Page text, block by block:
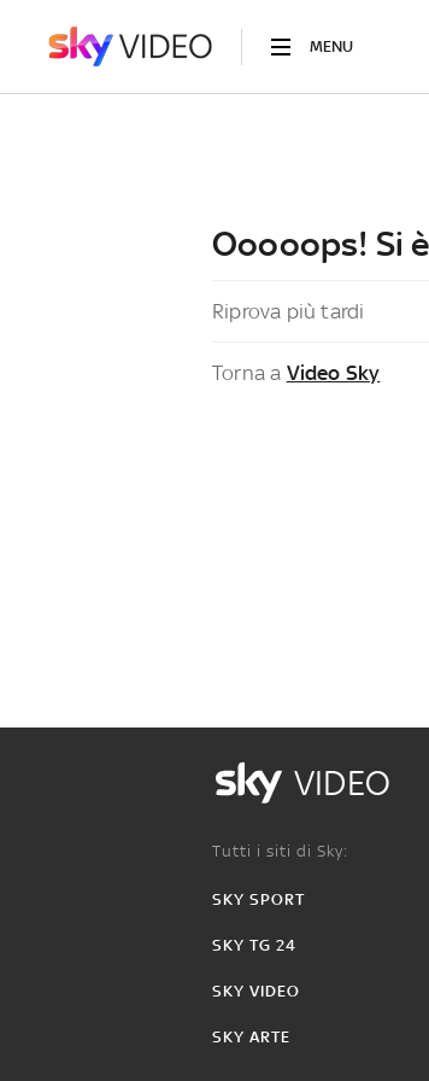
MENU
Ooooops! Si
Riprova più tardi
Torna a Video Sky
VIDEO
Tutti i siti di Sky:
SKY SPORT
SKY TG 24
SKY VIDEO
SKY ARTE